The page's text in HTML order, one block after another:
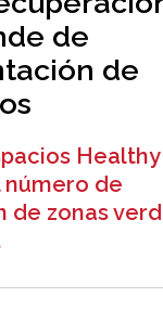
de
de
Healthy
número de
de zonas